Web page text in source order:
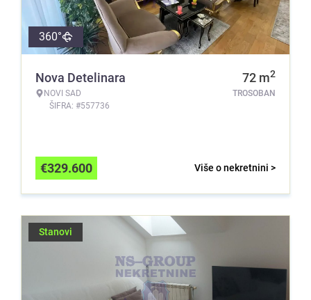
360°
Nova Detelinara
NOVI SAD
ŠIFRA: #557736
72 m2
TROSOBAN
Više o nekretnini >
€329.600
Stanovi